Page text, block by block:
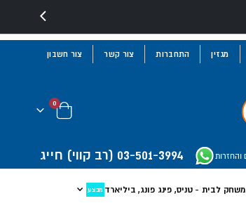
מגזין התחברות צור קשר צור חשבון
03-501-3994 (רב קווי) חייג והחזרות
Cart
0פריטים
לבית - טניס, פינג פונג, ביליארד מבצע